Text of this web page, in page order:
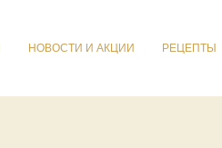
НОВОСТИ И АКЦИИ РЕЦЕПТЫ